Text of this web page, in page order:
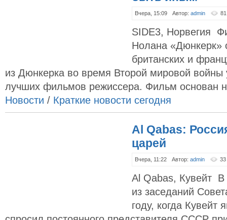
Вчера, 15:09 Автор: admin 81
SIDE3, Норвегия
Нолана «Дюнкерк»
британских и
из Дюнкерка во время Второй мировой
лучших фильмов режиссера. Фильм основан
Новости / Краткие новости сегодня
Al Qabas:
царей
Вчера, 11:22 Автор: admin 33
Al Qabas, Кувейт В
из заседаний
году, когда Кувейт